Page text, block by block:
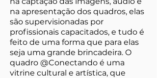
na apresentação dos quadros, elas
são supervisionadas por
profissionais capacitados, e tudo é
feito de uma forma que para elas
seja uma grande brincadeira. O
quadro @Conectando é uma
vitrine cultural e artística, que